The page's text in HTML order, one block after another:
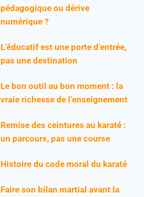
pédagogique ou dérive
numérique ?
L’éducatif est une porte d’entrée,
pas une destination
Le bon outil au bon moment : la
vraie richesse de l’enseignement
Remise des ceintures au karaté :
un parcours, pas une course
Histoire du code moral du karaté
Faire son bilan martial avant la